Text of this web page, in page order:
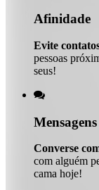
Afinidade
Evite
pessoas
seus!

Mensagens
Converse
com alguém
cama hoje!